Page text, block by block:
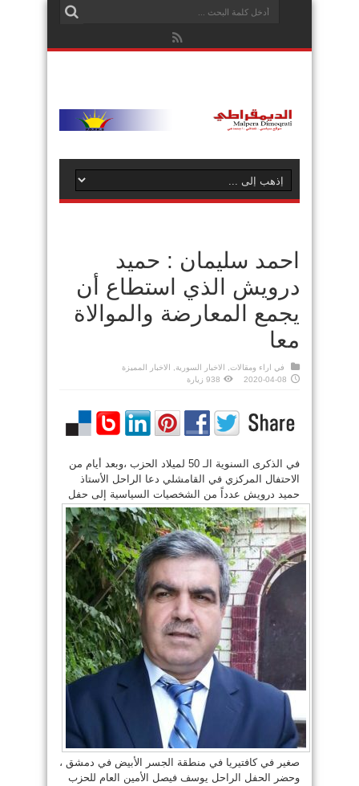
احمد سليمان : حميد
درويش الذي استطاع أن
يجمع المعارضة والموالاة
معا
في اراء ومقالات الاخبار السورية
الاخبار المميزة
2020-04-08
938 زيارة
في الذكرى السنوية الـ 50 لميلاد الحزب ،وبعد أيام من
الاحتفال المركزي في القامشلي دعا الراحل الأستاذ
حميد درويش عدداً من الشخصيات السياسية إلى حفل
صغير في كافتيريا في منطقة الجسر الأبيض في دمشق ،
وحضر الحفل الراحل يوسف فيصل الأمين العام للحزب